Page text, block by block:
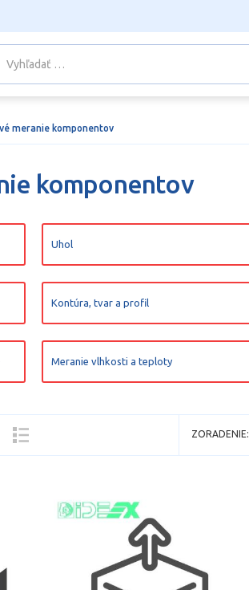
meranie komponentov
komponentov
Uhol
Kontúra, tvar a profil
Meranie vlhkosti a teploty
ZORADENIE: